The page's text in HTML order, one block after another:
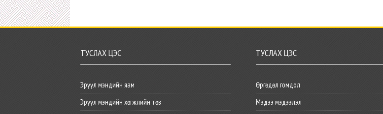
ТУСЛАХ ЦЭС
Эрүүл мэндийн яам
Эрүүл мэндийн хөгжлийн төв
ТУСЛАХ ЦЭС
Өргөдөл гомдол
Мэдээ мэдээлэл